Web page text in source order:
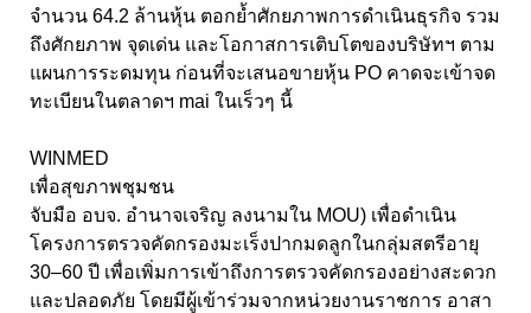
จำนวน 64.2 ล้านหุ้น ตอกย้ำศักยภาพการดำเนินธุรกิจ รวม
ถึงศักยภาพ จุดเด่น และโอกาสการเติบโตของบริษัทฯ ตาม
แผนการระดมทุน ก่อนที่จะเสนอขายหุ้น PO คาดจะเข้าจด
ทะเบียนในตลาดฯ mai ในเร็วๆ นี้
WINMED
เพื่อสุขภาพชุมชน
จับมือ อบจ. อำนาจเจริญ ลงนามใน MOU) เพื่อดำเนิน
โครงการตรวจคัดกรองมะเร็งปากมดลูกในกลุ่มสตรีอายุ
30–60 ปี เพื่อเพิ่มการเข้าถึงการตรวจคัดกรองอย่างสะดวก
และปลอดภัย โดยมีผู้เข้าร่วมจากหน่วยงานราชการ อาสา